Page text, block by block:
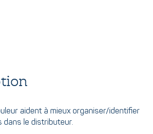
aident à mieux organiser/identifier
dans le distributeur.